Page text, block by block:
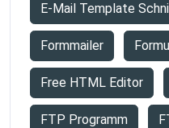
E-Mail Template
Formmailer
Free HTML Editor
FTP Programm